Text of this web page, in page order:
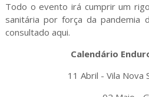
Todo o evento irá cumprir um
sanitária por força da pandemia
consultado aqui.
Calendário
11 Abril - Vila Nova